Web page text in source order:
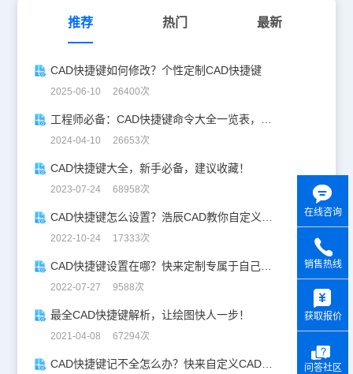
推荐 热门 最新
CAD快捷键如何修改？个性定制CAD快捷键
2025-06-10 26400次
2024-04-10 26653次
CAD快捷键大全，新手必备，建议收藏！
2023-07-24 68958次
2022-10-24 17333次
CAD快捷键设置在哪？快来定制专属于自己的CAD快捷键吧！
2022-07-27 9588次
最全CAD快捷键解析，让绘图快人一步！
2021-04-08 67294次
CAD快捷键记不全怎么办？快来自定义CAD快捷键吧！
在线咨询
销售热线
获取报价
问答社区